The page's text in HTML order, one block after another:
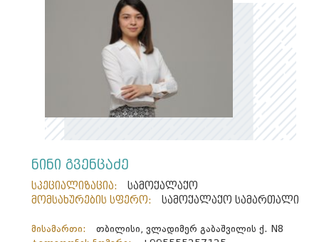
ნინი გვენცაძე
სპეციალიზაცია:
სამოქალაქო
მომსახურების სფერო:
სამოქალაქო სამართალი
მისამართი:
თბილისი, ვლადიმერ გაბაშვილის ქ. N8